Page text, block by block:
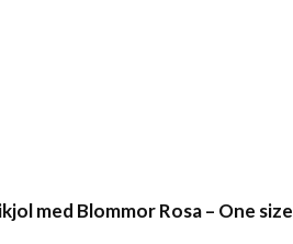
med Blommor Rosa – One size